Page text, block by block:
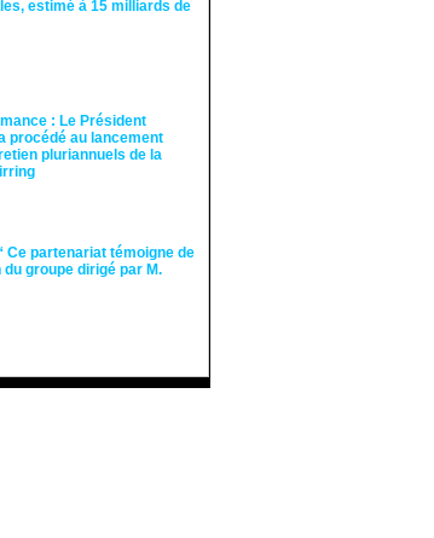
estimé à 15 milliards de
: Le Président
procédé au lancement
pluriannuels de la
Ce partenariat témoigne de
du groupe dirigé par M.